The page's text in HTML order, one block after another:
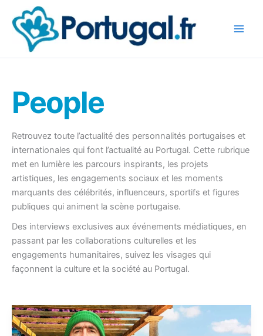
contenu
People
Retrouvez toute l’actualité des personnalités portugaises et
internationales qui font l’actualité au Portugal. Cette rubrique
met en lumière les parcours inspirants, les projets
artistiques, les engagements sociaux et les moments
marquants des célébrités, influenceurs, sportifs et figures
publiques qui animent la scène portugaise.
Des interviews exclusives aux événements médiatiques, en
passant par les collaborations culturelles et les
engagements humanitaires, suivez les visages qui
façonnent la culture et la société au Portugal.